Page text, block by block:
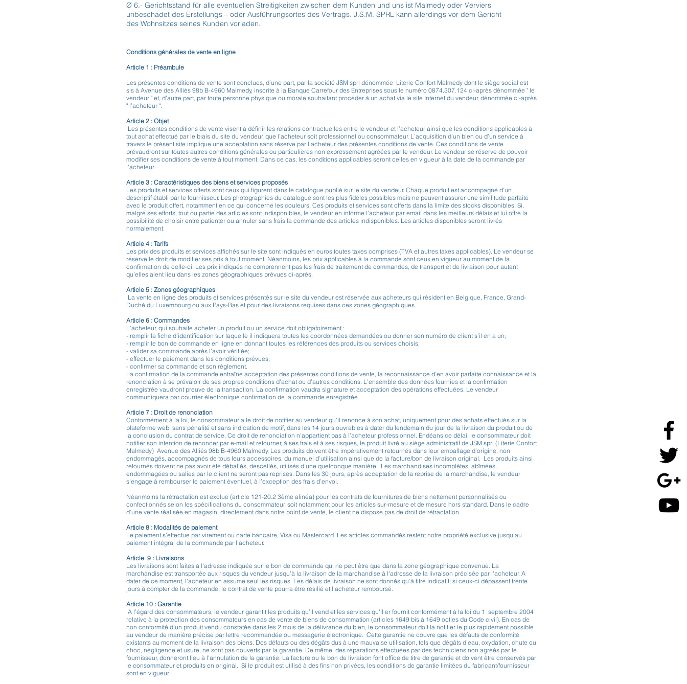
Ø 6.- Gerichtsstand für alle eventuellen Streitigkeiten zwischen dem Kunden und uns ist Malmedy oder Verviers
unbeschadet des Erstellungs – oder Ausführungsortes des Vertrags. J.S.M. SPRL kann allerdings vor dem Gericht
des Wohnsitzes seines Kunden vorladen.
Conditions générales de vente en ligne
Article 1 : Préambule
Les présentes conditions de vente sont conclues, d’une part, par la société JSM sprl dénommée Literie Confort Malmedy dont le siège social est
sis à Avenue des Alliés 98b B-4960 Malmedy, inscrite à la Banque Carrefour des Entreprises sous le numéro 0874.307.124 ci-après dénommée " le
vendeur " et, d’autre part, par toute personne physique ou morale souhaitant procéder à un achat via le site Internet du vendeur, dénommée ci-après
" l’acheteur ".
Article 2 : Objet
Les présentes conditions de vente visent à définir les relations contractuelles entre le vendeur et l’acheteur ainsi que les conditions applicables à
tout achat effectué par le biais du site du vendeur, que l’acheteur soit professionnel ou consommateur. L’acquisition d’un bien ou d’un service à
travers le présent site implique une acceptation sans réserve par l’acheteur des présentes conditions de vente. Ces conditions de vente
prévaudront sur toutes autres conditions générales ou particulières non expressément agréées par le vendeur. Le vendeur se réserve de pouvoir
modifier ses conditions de vente à tout moment. Dans ce cas, les conditions applicables seront celles en vigueur à la date de la commande par
l’acheteur.
Article 3 : Caractéristiques des biens et services proposés
Les produits et services offerts sont ceux qui figurent dans le catalogue publié sur le site du vendeur. Chaque produit est accompagné d’un
descriptif établi par le fournisseur. Les photographies du catalogue sont les plus fidèles possibles mais ne peuvent assurer une similitude parfaite
avec le produit offert, notamment en ce qui concerne les couleurs. Ces produits et services sont offerts dans la limite des stocks disponibles. Si,
malgré ses efforts, tout ou partie des articles sont indisponibles, le vendeur en informe l’acheteur par email dans les meilleurs délais et lui offre la
possibilité de choisir entre patienter ou annuler sans frais la commande des articles indisponibles. Les articles disponibles seront livrés
normalement.
Article 4 : Tarifs
Les prix des produits et services affichés sur le site sont indiqués en euros toutes taxes comprises (TVA et autres taxes applicables). Le vendeur se
réserve le droit de modifier ses prix à tout moment. Néanmoins, les prix applicables à la commande sont ceux en vigueur au moment de la
confirmation de celle-ci. Les prix indiqués ne comprennent pas les frais de traitement de commandes, de transport et de livraison pour autant
qu’elles aient lieu dans les zones géographiques prévues ci-après.
Article 5 : Zones géographiques
La vente en ligne des produits et services présentés sur le site du vendeur est réservée aux acheteurs qui résident en Belgique, France, Grand-
Duché du Luxembourg ou aux Pays-Bas et pour des livraisons requises dans ces zones géographiques.
Article 6 : Commandes
L’acheteur, qui souhaite acheter un produit ou un service doit obligatoirement :
- remplir la fiche d’identification sur laquelle il indiquera toutes les coordonnées demandées ou donner son numéro de client s’il en a un;
- remplir le bon de commande en ligne en donnant toutes les références des produits ou services choisis;
- valider sa commande après l’avoir vérifiée;
- effectuer le paiement dans les conditions prévues;
- confirmer sa commande et son règlement.
La confirmation de la commande entraîne acceptation des présentes conditions de vente, la reconnaissance d’en avoir parfaite connaissance et la
renonciation à se prévaloir de ses propres conditions d’achat ou d’autres conditions. L’ensemble des données fournies et la confirmation
enregistrée vaudront preuve de la transaction. La confirmation vaudra signature et acceptation des opérations effectuées. Le vendeur
communiquera par courrier électronique confirmation de la commande enregistrée.
Article 7 : Droit de renonciation
Conformément à la loi, le consommateur a le droit de notifier au vendeur qu’il renonce à son achat, uniquement pour des achats effectués sur la
plateforme web, sans pénalité et sans indication de motif, dans les 14 jours ouvrables à dater du lendemain du jour de la livraison du produit ou de
la conclusion du contrat de service. Ce droit de renonciation n’appartient pas à l’acheteur professionnel. Endéans ce délai, le consommateur doit
notifier son intention de renoncer par e-mail et retourner, à ses frais et à ses risques, le produit livré au siège administratif de JSM sprl (Literie Confort
Malmedy) Avenue des Alliés 98b B-4960 Malmedy. Les produits doivent être impérativement retournés dans leur emballage d’origine, non
endommagés, accompagnés de tous leurs accessoires, du manuel d’utilisation ainsi que de la facture/bon de livraison original. Les produits ainsi
retournés doivent ne pas avoir été déballés, descellés, utilisés d'une quelconque manière. Les marchandises incomplètes, abîmées,
endommagées ou salies par le client ne seront pas reprises. Dans les 30 jours, après acceptation de la reprise de la marchandise, le vendeur
s’engage à rembourser le paiement éventuel, à l’exception des frais d’envoi.
Néanmoins la rétractation est exclue (article 121-20.2 3ème alinéa) pour les contrats de fournitures de biens nettement personnalisés ou
confectionnés selon les spécifications du consommateur, soit notamment pour les articles sur-mesure et de mesure hors standard. Dans le cadre
d’une vente réalisée en magasin, directement dans notre point de vente, le client ne dispose pas de droit de rétractation.
Article 8 : Modalités de paiement
Le paiement s’effectue par virement ou carte bancaire, Visa ou Mastercard. Les articles commandés restent notre propriété exclusive jusqu’au
paiement intégral de la commande par l’acheteur.
Article 9 : Livraisons
Les livraisons sont faites à l’adresse indiquée sur le bon de commande qui ne peut être que dans la zone géographique convenue. La
marchandise est transportée aux risques du vendeur jusqu'à la livraison de la marchandise à l'adresse de la livraison précisée par l'acheteur. A
dater de ce moment, l'acheteur en assume seul les risques. Les délais de livraison ne sont donnés qu’à titre indicatif; si ceux-ci dépassent trente
jours à compter de la commande, le contrat de vente pourra être résilié et l’acheteur remboursé.
Article 10 : Garantie
A l’égard des consommateurs, le vendeur garantit les produits qu’il vend et les services qu'il er fournit conformément à la loi du 1 septembre 2004
relative à la protection des consommateurs en cas de vente de biens de consommation (articles 1649 bis à 1649 octies du Code civil). En cas de
non conformité d’un produit vendu constatée dans les 2 mois de la délivrance du bien, le consommateur doit la notifier le plus rapidement possible
au vendeur de manière précise par lettre recommandée ou messagerie électronique. Cette garantie ne couvre que les défauts de conformité
existants au moment de la livraison des biens. Des défauts ou des dégâts dus à une mauvaise utilisation, tels que dégâts d’eau, oxydation, chute ou
choc, négligence et usure, ne sont pas couverts par la garantie. De même, des réparations effectuées par des techniciens non agréés par le
fournisseur, donneront lieu à l'annulation de la garantie. La facture ou le bon de livraison font office de titre de garantie et doivent être conservés par
le consommateur et produits en original. Si le produit est utilisé à des fins non privées, les conditions de garantie limitées du fabricant/fournisseur
sont en vigueur.